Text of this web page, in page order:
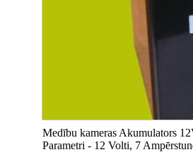
Medību kameras Akumulators
Parametri - 12 Volti, 7